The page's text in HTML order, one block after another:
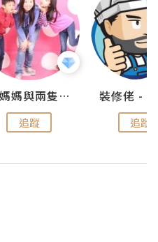
儍媽媽與兩隻小魔怪之家
追蹤 追蹤